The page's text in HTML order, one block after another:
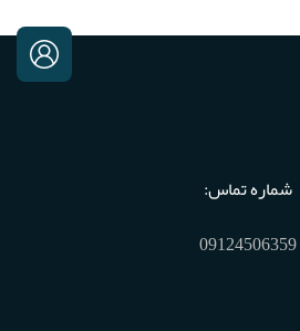
شماره تماس:
09124506359